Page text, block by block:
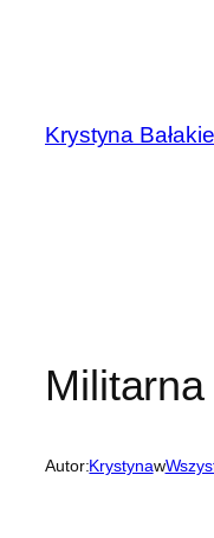
Krystyna
Autor:Krystynaw